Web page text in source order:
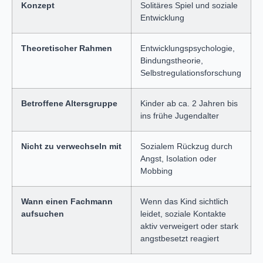
Konzept
Solitäres Spiel und soziale
Entwicklung
Theoretischer Rahmen
Entwicklungspsychologie,
Bindungstheorie,
Selbstregulationsforschung
Betroffene Altersgruppe
Kinder ab ca. 2 Jahren bis
ins frühe Jugendalter
Nicht zu verwechseln mit
Sozialem Rückzug durch
Angst, Isolation oder
Mobbing
Wann einen Fachmann
aufsuchen
Wenn das Kind sichtlich
leidet, soziale Kontakte
aktiv verweigert oder stark
angstbesetzt reagiert